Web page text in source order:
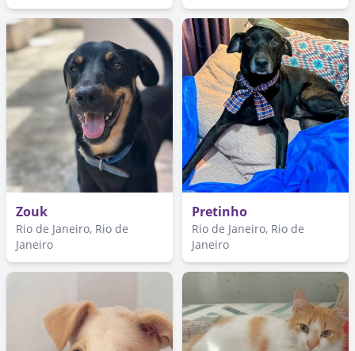
Zouk
Rio de Janeiro, Rio de
Janeiro
Pretinho
Rio de Janeiro, Rio de
Janeiro